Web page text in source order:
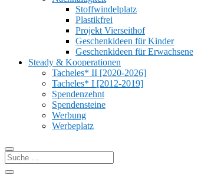
Stoffwindelplatz
Plastikfrei
Projekt Vierseithof
Geschenkideen für Kinder
Geschenkideen für Erwachsene
Steady & Kooperationen
Tacheles* II [2020-2026]
Tacheles* I [2012-2019]
Spendenzehnt
Spendensteine
Werbung
Werbeplatz